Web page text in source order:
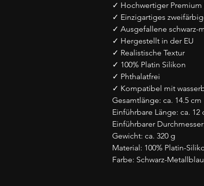
✓ Hochwertiger
✓ Einzigartiges
✓ Ausgefallene schwarz-
✓ Hergestellt in der EU
✓ Realistische Textur
✓ 100% Platin Silikon
✓ Phthalatfrei
✓ Kompatibel mit
Gesamtlänge: ca. 14.5 cm
Einführbare Länge: ca. 12
Einführbarer
Gewicht: ca. 320 g
Material: 100% Platin-
Farbe: Schwarz-Metallblau